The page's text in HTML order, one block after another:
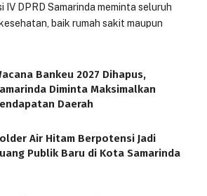
IV DPRD Samarinda meminta seluruh
baik rumah sakit maupun
Bankeu 2027 Dihapus,
Diminta Maksimalkan
Daerah
Air Hitam Berpotensi Jadi
Publik Baru di Kota Samarinda